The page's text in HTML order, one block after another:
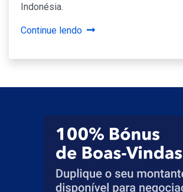
Indonésia.
Continue lendo